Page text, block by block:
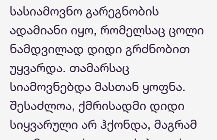
სასიამოვნო გარეგნობის
ადამიანი იყო, რომელსაც ცოლი
ნამდვილად დიდი გრძნობით
უყვარდა. თამარსაც
სიამოვნებდა მასთან ყოფნა.
შესაძლოა, ქმრისადმი დიდი
სიყვარული არ ჰქონდა, მაგრამ